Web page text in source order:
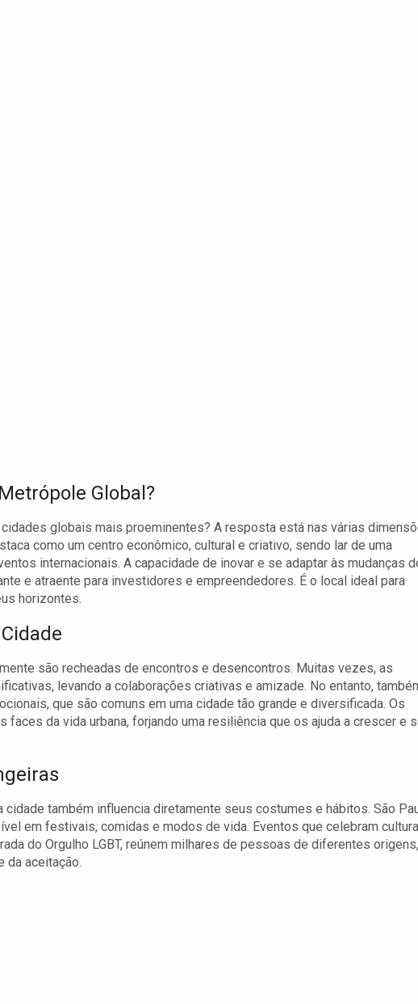
Global?
globais mais proeminentes? A resposta está nas várias
como um centro econômico, cultural e criativo, sendo lar de uma
internacionais. A capacidade de inovar e se adaptar às mudanças
e atraente para investidores e empreendedores. É o local ideal para
horizontes.
são recheadas de encontros e desencontros. Muitas vezes, as
levando a colaborações criativas e amizade. No entanto,
que são comuns em uma cidade tão grande e diversificada. Os
da vida urbana, forjando uma resiliência que os ajuda a crescer e
também influencia diretamente seus costumes e hábitos. São
em festivais, comidas e modos de vida. Eventos que celebram
do Orgulho LGBT, reúnem milhares de pessoas de diferentes origens,
da aceitação.